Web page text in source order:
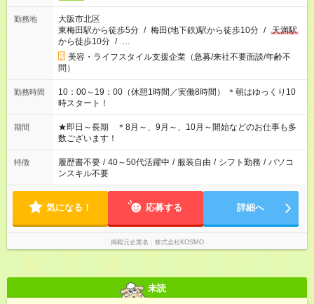
勤務地
大阪市北区
東梅田駅から徒歩5分 / 梅田(地下鉄)駅から徒歩10分 / 天満駅
から徒歩10分 / …
美容・ライフスタイル支援企業（急募/来社不要面談/年齢不
問）
勤務時間
10：00～19：00（休憩1時間／実働8時間） ＊朝はゆっくり10
時スタート！
期間
★即日～長期 ＊8月～、9月～、10月～開始などのお仕事も多
数ございます！
特徴 履歴書不要 / 40～50代活躍中 / 服装自由 / シフト勤務 / パソコ
ンスキル不要
気になる！ 応募する 詳細へ
掲載元企業名 株式会社KOSMO
未読